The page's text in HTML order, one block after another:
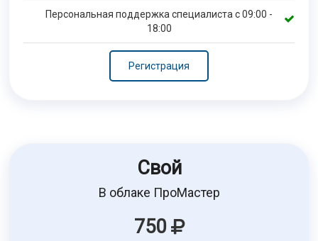
Персональная поддержка специалиста с 09:00 -
18:00
Регистрация
Свой
В облаке ПроМастер
750